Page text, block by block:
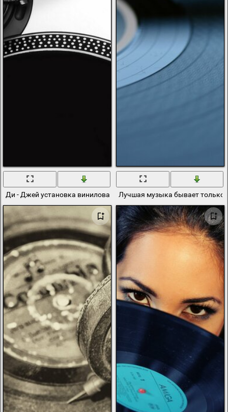
Ди - Джей установка виниловая пластинкаЛучшая музыка бывает только